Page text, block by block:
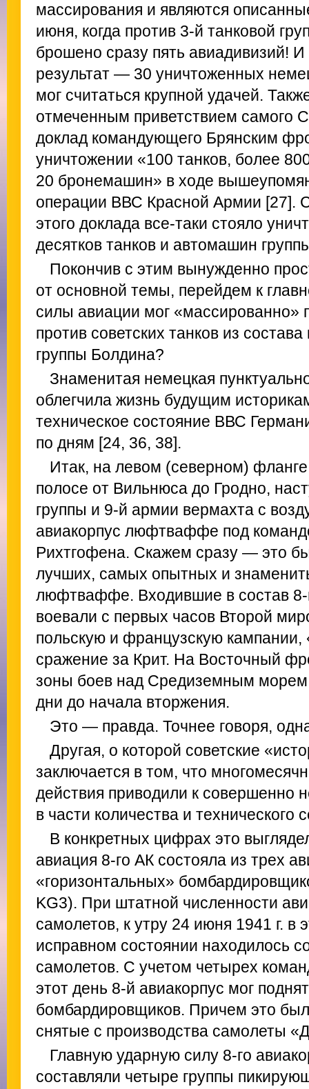
массирования и являются
июня, когда против 3-й танковой
брошено сразу пять авиадивизий! И
результат — 30 уничтоженных
мог считаться крупной удачей.
отмеченным приветствием самого
доклад командующего Брянским
уничтожении «100 танков, более
20 бронемашин» в ходе
операции ВВС Красной Армии [27].
этого доклада все-таки стояло
десятков танков и автомашин
Покончив с этим вынужденно
от основной темы, перейдем к
силы авиации мог «массированно»
против советских танков из
группы Болдина?
Знаменитая немецкая
облегчила жизнь будущим
техническое состояние ВВС
по дням [24, 36, 38].
Итак, на левом (северном)
полосе от Вильнюса до Гродно,
группы и 9-й армии вермахта с
авиакорпус люфтваффе под
Рихтгофена. Скажем сразу — это
лучших, самых опытных и
люфтваффе. Входившие в состав 8-
воевали с первых часов Второй
польскую и французскую
сражение за Крит. На Восточный
зоны боев над Средиземным морем
дни до начала вторжения.
Это — правда. Точнее говоря,
Другая, о которой советские
заключается в том, что
действия приводили к совершенно
в части количества и технического
В конкретных цифрах это
авиация 8-го АК состояла из трех
«горизонтальных»
KG3). При штатной численности
самолетов, к утру 24 июня 1941 г. в
исправном состоянии находилось
самолетов. С учетом четырех
этот день 8-й авиакорпус мог
бомбардировщиков. Причем это
снятые с производства самолеты
Главную ударную силу 8-го
составляли четыре группы